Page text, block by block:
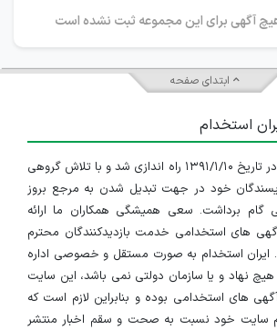
آگهی برای این مجموعه ثبت نشده است
ابتدای صفحه
استخدام
سایت ایران استخدام در تاریخ ۱۳۹۱/۱/۱۰ راه اندازی شد و با تلاش گروهی
خود در جهت تبدیل شدن به مرجع بروز
گام برداشت. سعی همیشگی همکاران ما ارائه
های استخدامی خدمت بازدیدکنندگان محترم
استخدام به صورت مستقل و خصوصی اداره
نهاد و یا سازمان دولتی نمی باشد، این سایت
های استخدامی بوده و بنابراین لازم است که
سایت خود نسبت به صحت و سقم اخبار منتشر